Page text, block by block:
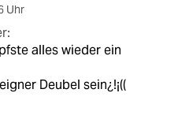
Uhr
alles wieder ein
Deubel sein¿!¡((